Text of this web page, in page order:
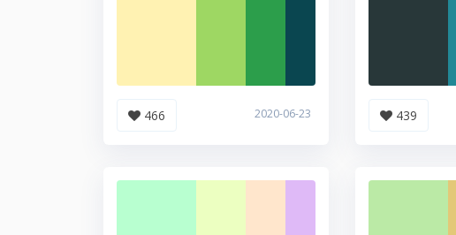
466 2020-06-23 439